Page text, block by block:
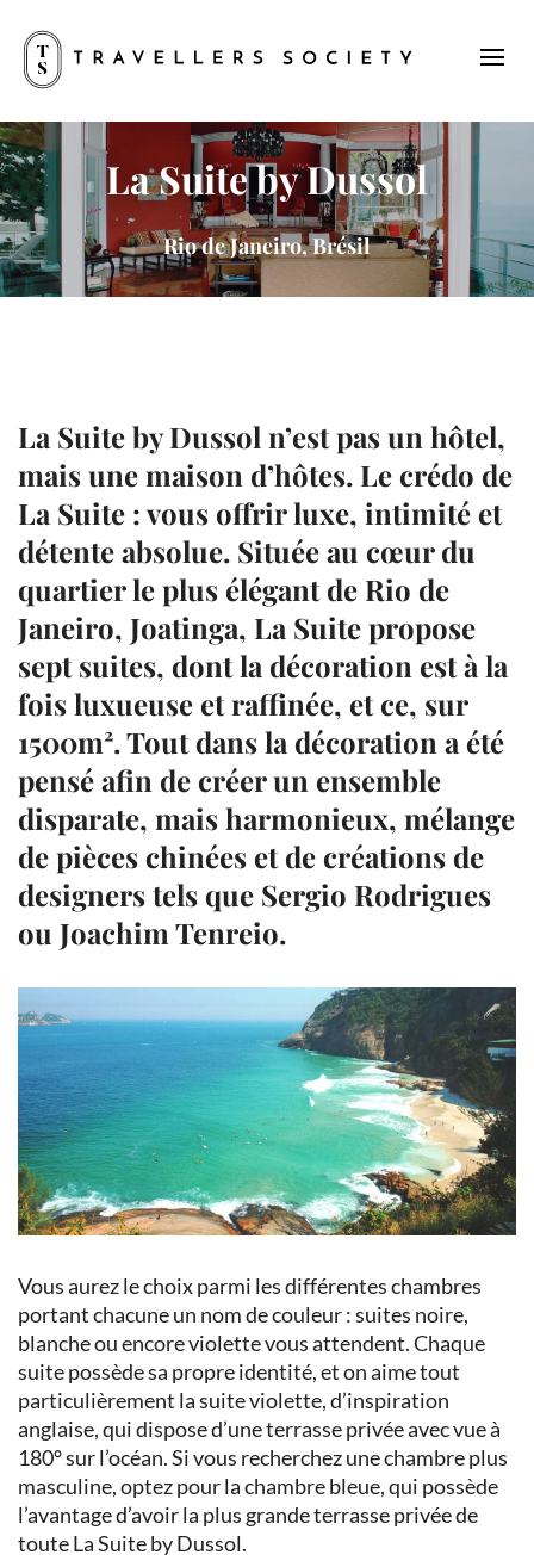
La Suite by Dussol
Rio de Janeiro, Brésil
La Suite by Dussol n’est pas un hôtel,
mais unemaison d’hôtes. Le crédo de
La Suite : vous offrir luxe, intimité et
détente absolue. Située au cœur du
quartier le plus élégant de Rio de
Janeiro, Joatinga, La Suite propose
sept suites, dont la décoration est à la
fois luxueuse et raffinée, et ce, sur
1500m². Tout dans la décoration a été
pensé afin de créer un ensemble
disparate, mais harmonieux, mélange
de pièces chinées et de créations de
designers tels que Sergio Rodrigues
ou Joachim Tenreio.
Vous aurez le choix parmi les différentes chambres
portant chacune un nom de couleur : suites noire,
blanche ou encore violette vous attendent. Chaque
suite possède sa propre identité, et on aime tout
particulièrement la suite violette, d’inspiration
anglaise, qui dispose d’une terrasse privée avec vue à
180° sur l’océan. Si vous recherchez une chambre plus
masculine, optez pour la chambre bleue, qui possède
l’avantage d’avoir la plus grande terrasse privée de
toute La Suite by Dussol.